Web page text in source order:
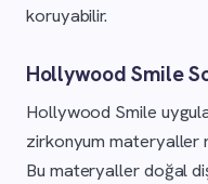
koruyabilir.
Hollywood Smile
Hollywood Smile
zirkonyum materyaller
Bu materyaller doğal